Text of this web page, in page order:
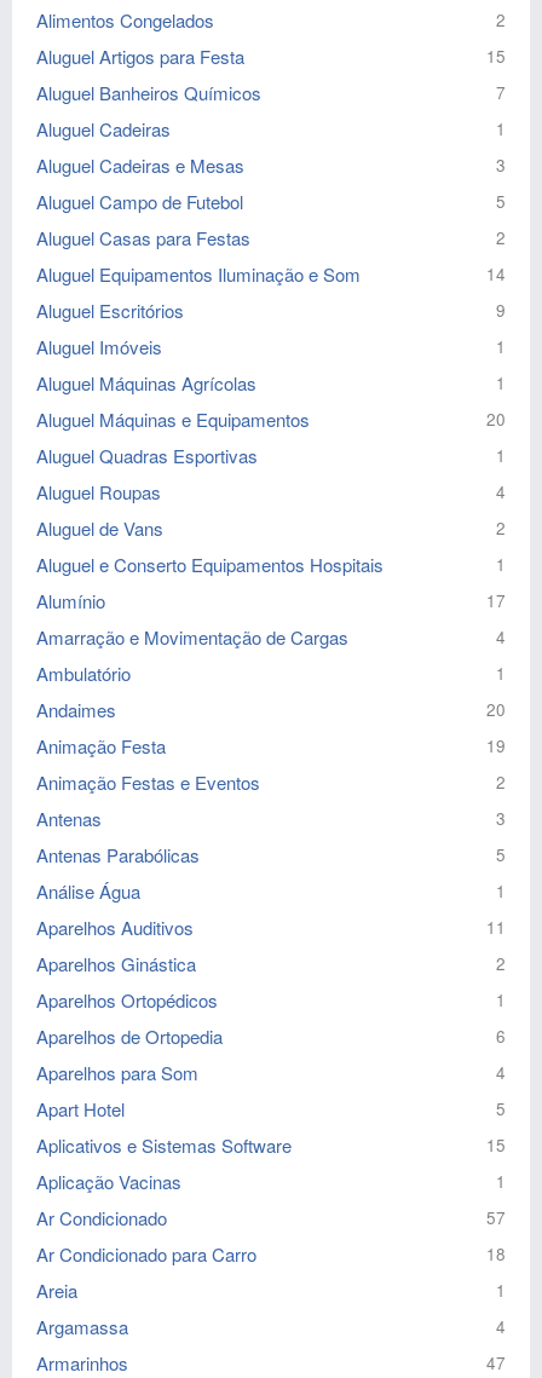
Alimentos Congelados 2
Aluguel Artigos para Festa 15
Aluguel Banheiros Químicos 7
Aluguel Cadeiras 1
Aluguel Cadeiras e Mesas 3
Aluguel Campo de Futebol 5
Aluguel Casas para Festas 2
Aluguel Equipamentos Iluminação e Som 14
Aluguel Escritórios 9
Aluguel Imóveis 1
Aluguel Máquinas Agrícolas 1
Aluguel Máquinas e Equipamentos 20
Aluguel Quadras Esportivas 1
Aluguel Roupas 4
Aluguel de Vans 2
Aluguel e Conserto Equipamentos Hospitais 1
Alumínio 17
Amarração e Movimentação de Cargas 4
Ambulatório 1
Andaimes 20
Animação Festa 19
Animação Festas e Eventos 2
Antenas 3
Antenas Parabólicas 5
Análise Água 1
Aparelhos Auditivos 11
Aparelhos Ginástica 2
Aparelhos Ortopédicos 1
Aparelhos de Ortopedia 6
Aparelhos para Som 4
Apart Hotel 5
Aplicativos e Sistemas Software 15
Aplicação Vacinas 1
Ar Condicionado 57
Ar Condicionado para Carro 18
Areia 1
Argamassa 4
Armarinhos 47